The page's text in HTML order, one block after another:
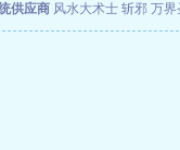
供应商 风水大术士 斩邪 万界